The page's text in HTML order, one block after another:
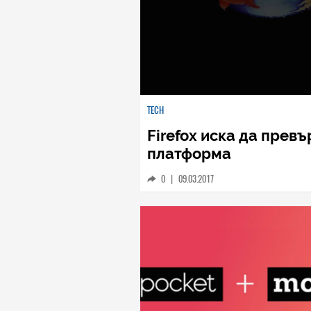
TECH
Firefox иска да
платформа
0 | 09.03.2017